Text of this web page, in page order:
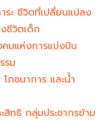
ระ ชีวิตที่เปลี่ยนแปลง
ชีวิตเด็ก
มแห่งการแบ่งปัน
รม
ภชนาการ และน้ำ
สิทธิ กลุ่มประชากรข้าม